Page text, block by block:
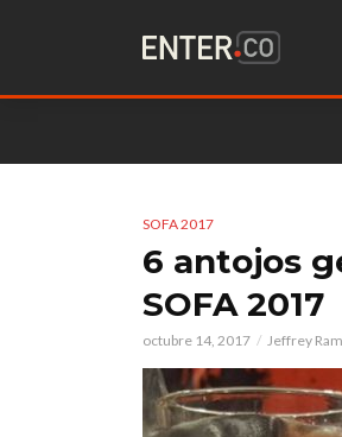
SOFA 2017
6 antojos
SOFA 2017
octubre 14, 2017 Jeffrey